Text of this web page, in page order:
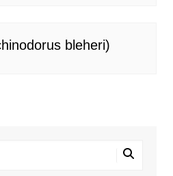
bleheri)